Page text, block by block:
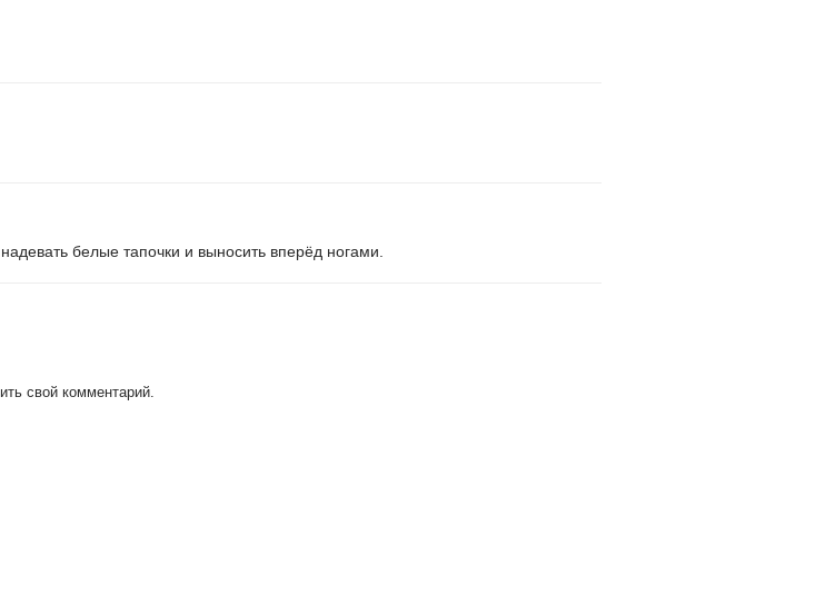
белые тапочки и выносить вперёд ногами.
свой комментарий.